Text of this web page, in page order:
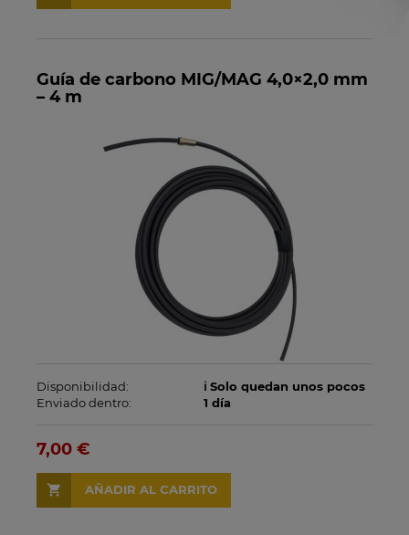
Guía de carbono MIG/MAG 4,0×2,0 mm
– 4 m
Disponibilidad:
ℹ️ Solo quedan unos pocos
Enviado dentro:
1 día
7,00 €
AÑADIR AL CARRITO